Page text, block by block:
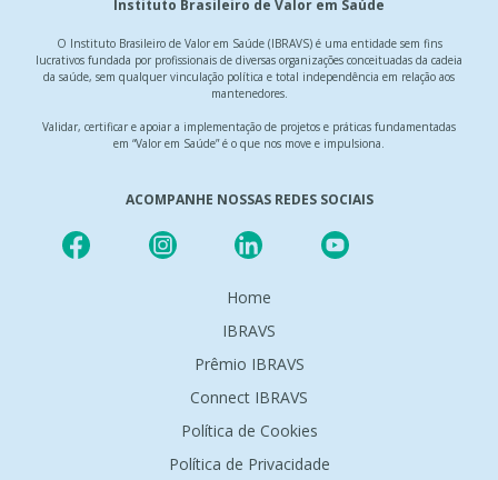
Instituto Brasileiro de Valor em Saúde
O Instituto Brasileiro de Valor em Saúde (IBRAVS) é uma entidade sem fins
lucrativos fundada por profissionais de diversas organizações conceituadas da cadeia
da saúde, sem qualquer vinculação política e total independência em relação aos
mantenedores.
Validar, certificar e apoiar a implementação de projetos e práticas fundamentadas
em “Valor em Saúde” é o que nos move e impulsiona.
ACOMPANHE NOSSAS REDES SOCIAIS
Home
IBRAVS
Prêmio IBRAVS
Connect IBRAVS
Política de Cookies
Política de Privacidade